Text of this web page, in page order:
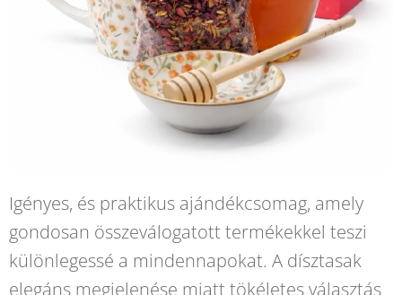
Igényes, és praktikus ajándékcsomag, amely
gondosan összeválogatott termékekkel teszi
különlegessé a mindennapokat. A dísztasak
elegáns megjelenése miatt tökéletes választás